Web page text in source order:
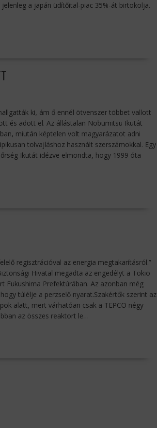
a japán üdítőital-piac 35%-át birtokolja.
ki, ám ő ennél ötvenszer többet vallott
és adott el. Az állástalan Nobumitsu Ikutát
miután képtelen volt magyarázatot adni
tolvajláshoz használt szerszámokkal. Egy
Ikutát idézve elmondta, hogy 1999 óta
regisztrációval az energia megtakarításról.”
Hivatal megadta az engedélyt a Tokio
Fukushima Prefektúrában. Az azonban még
túlélje a perzselő nyarat.Szakértők szerint az
alatt, mert várhatóan csak a TEPCO négy
az összes reaktort le…